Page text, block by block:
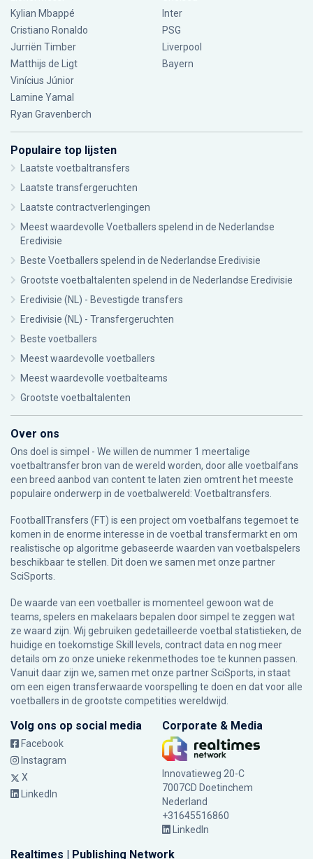
Kylian Mbappé
Cristiano Ronaldo
Jurriën Timber
Matthijs de Ligt
Vinícius Júnior
Lamine Yamal
Ryan Gravenberch
Inter
PSG
Liverpool
Bayern
Populaire top lijsten
Laatste voetbaltransfers
Laatste transfergeruchten
Laatste contractverlengingen
Meest waardevolle Voetballers spelend in de Nederlandse
Eredivisie
Beste Voetballers spelend in de Nederlandse Eredivisie
Grootste voetbaltalenten spelend in de Nederlandse Eredivisie
Eredivisie (NL) - Bevestigde transfers
Eredivisie (NL) - Transfergeruchten
Beste voetballers
Meest waardevolle voetballers
Meest waardevolle voetbalteams
Grootste voetbaltalenten
Over ons
Ons doel is simpel - We willen de nummer 1 meertalige
voetbaltransfer bron van de wereld worden, door alle voetbalfans
een breed aanbod van content te laten zien omtrent het meeste
populaire onderwerp in de voetbalwereld: Voetbaltransfers.
FootballTransfers (FT) is een project om voetbalfans tegemoet te
komen in de enorme interesse in de voetbal transfermarkt en om
realistische op algoritme gebaseerde waarden van voetbalspelers
beschikbaar te stellen. Dit doen we samen met onze partner
SciSports
De waarde van een voetballer is momenteel gewoon wat de
teams, spelers en makelaars bepalen door simpel te zeggen wat
ze waard zijn. Wij gebruiken gedetailleerde voetbal statistieken, de
huidige en toekomstige Skill levels, contract data en nog meer
details om zo onze unieke rekenmethodes toe te kunnen passen.
Vanuit daar zijn we, samen met onze partner SciSports, in staat
om een eigen transferwaarde voorspelling te doen en dat voor alle
voetballers in de grootste competities wereldwijd.
Volg ons op social media
Facebook
Instagram
X
LinkedIn
Corporate & Media
Innovatieweg 20-C
7007CD Doetinchem
Nederland
+31645516860
LinkedIn
Realtimes | Publishing Network